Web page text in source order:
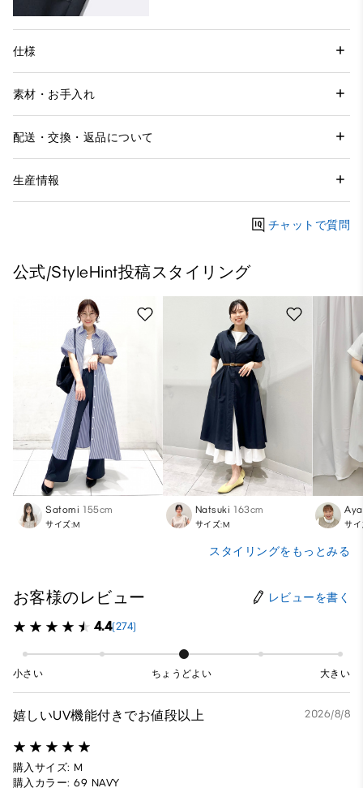
仕様
素材・お手入れ
配送・交換・返品について
生産情報
チャットで質問
公式/StyleHint投稿スタイリング
Satomi 155cm
サイズ:M
Natsuki 163cm
サイズ:M サ
スタイリングをもっとみる
お客様のレビュー レビューを書く
4.4(274)
小さい ちょうどよい 大きい
嬉しいUV機能付きでお値段以上 2026/8/8
購入サイズ: M
購入カラー: 69 NAVY